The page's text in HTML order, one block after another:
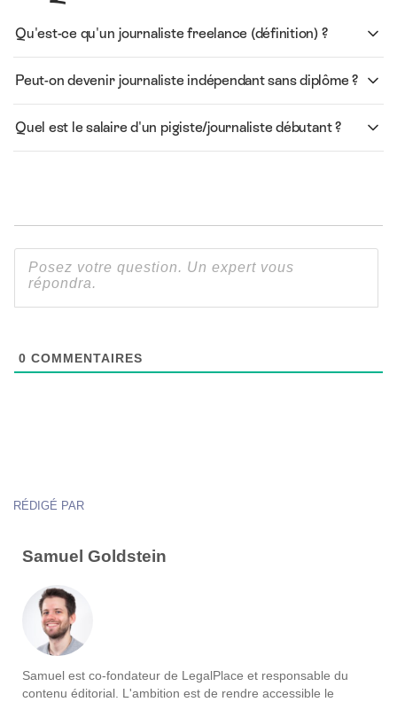
Qu'est-ce qu'un journaliste freelance (définition) ?
Peut-on devenir journaliste indépendant sans diplôme ?
Quel est le salaire d'un pigiste/journaliste débutant ?
0 COMMENTAIRES
RÉDIGÉ PAR
Samuel Goldstein
Samuel est co-fondateur de LegalPlace et responsable du
contenu éditorial. L'ambition est de rendre accessible le